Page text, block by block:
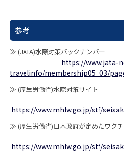
参考
≫ (JATA)水際対策バックナンバー
https://www.jata-
travelinfo/membership05_03/
≫ (厚生労働省)水際対策サイト
https://www.mhlw.go.jp/stf/
≫ (厚生労働省)日本政府が定めたワク
https://www.mhlw.go.jp/stf/